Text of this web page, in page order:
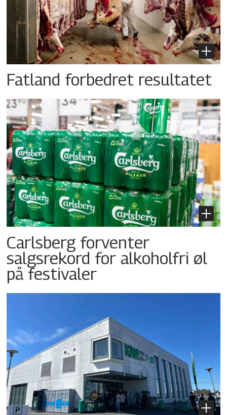
Fatland forbedret resultatet
Carlsberg forventer
salgsrekord for alkoholfri øl
på festivaler